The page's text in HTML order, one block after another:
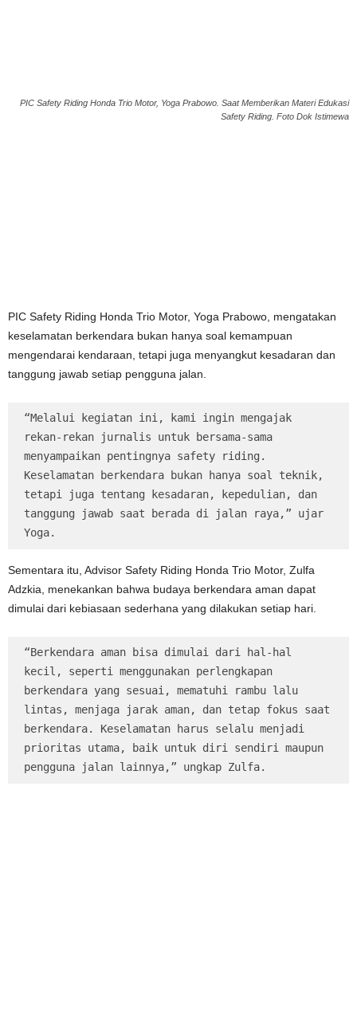
PIC Safety Riding Honda Trio Motor, Yoga Prabowo. Saat Memberikan Materi Edukasi
Safety Riding. Foto Dok Istimewa
PIC Safety Riding Honda Trio Motor, Yoga Prabowo, mengatakan
keselamatan berkendara bukan hanya soal kemampuan
mengendarai kendaraan, tetapi juga menyangkut kesadaran dan
tanggung jawab setiap pengguna jalan.
“Melalui kegiatan ini, kami ingin mengajak
rekan-rekan jurnalis untuk bersama-sama
menyampaikan pentingnya safety riding.
Keselamatan berkendara bukan hanya soal teknik,
tetapi juga tentang kesadaran, kepedulian, dan
tanggung jawab saat berada di jalan raya,” ujar
Yoga.
Sementara itu, Advisor Safety Riding Honda Trio Motor, Zulfa
Adzkia, menekankan bahwa budaya berkendara aman dapat
dimulai dari kebiasaan sederhana yang dilakukan setiap hari.
“Berkendara aman bisa dimulai dari hal-hal
kecil, seperti menggunakan perlengkapan
berkendara yang sesuai, mematuhi rambu lalu
lintas, menjaga jarak aman, dan tetap fokus saat
berkendara. Keselamatan harus selalu menjadi
prioritas utama, baik untuk diri sendiri maupun
pengguna jalan lainnya,” ungkap Zulfa.